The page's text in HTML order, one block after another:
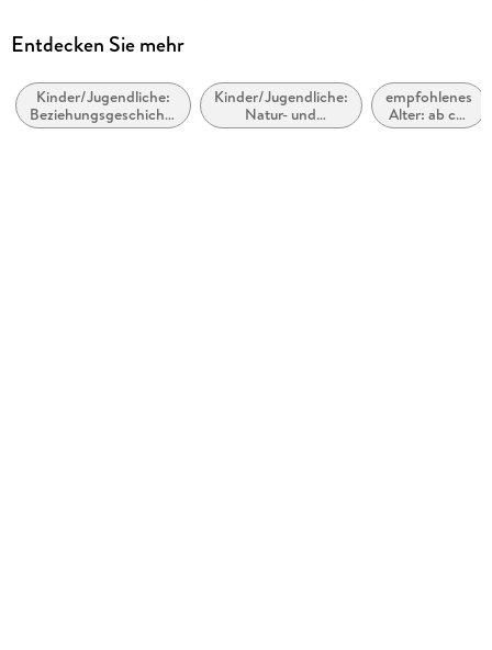
Altersempfehlung
Reihe
Elena - Ein Leben für Pferde, 5
Entdecken Sie mehr
Kinder/Jugendliche:
Beziehungsgeschichten
- Romantik, Liebe
Kinder/Jugendliche:
Natur- und
Tiergeschichten
empfohlenes
Alter: ab ca.
10 Jahre